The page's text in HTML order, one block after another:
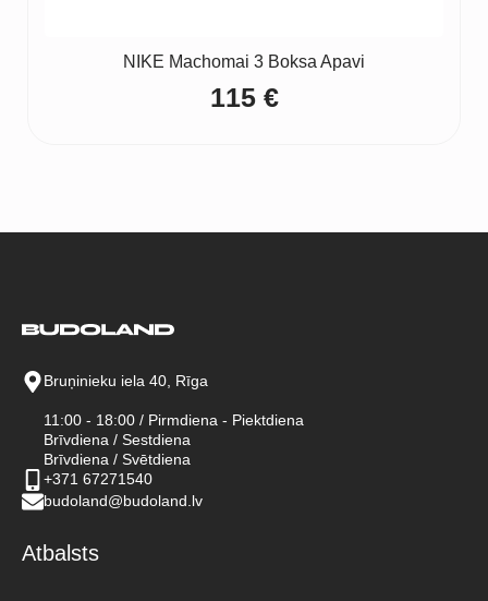
NIKE Machomai 3 Boksa Apavi
115 €
Bruņinieku iela 40, Rīga
11:00 - 18:00 / Pirmdiena - Piektdiena
Brīvdiena / Sestdiena
Brīvdiena / Svētdiena
+371 67271540
budoland@budoland.lv
Atbalsts